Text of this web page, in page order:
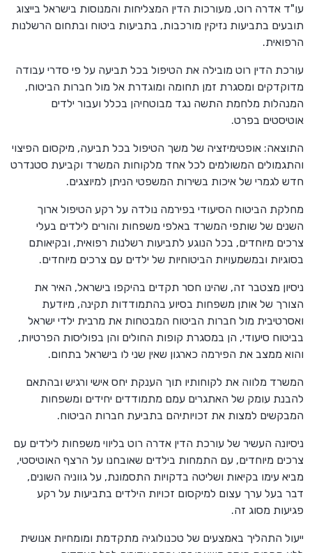
עו"ד אדרה רוט, מעורכות הדין המצליחות והמנוסות בישראל בייצוג
תובעים בתביעות נזיקין מורכבות, בתביעות ביטוח ובתחום הרשלנות
הרפואית.
עורכת הדין רוט מובילה את הטיפול בכל תביעה על פי סדרי עבודה
מדוקדקים ומסגרת זמן תחומה ומוגדרת אל מול חברות הביטוח,
המנהלות מלחמת התשה נגד מבוטחיהן בכלל ועבור ילדים
אוטיסטים בפרט.
התוצאה: אופטימיזציה של משך הטיפול בכל תביעה, מיקסום הפיצוי
והתגמולים המשולמים לכל אחד מלקוחות המשרד וקביעת סטנדרט
חדש לגמרי של איכות בשירות המשפטי הניתן למיוצגים.
מחלקת הביטוח הסיעודי בפירמה נולדה על רקע הטיפול ארוך
השנים של שותפי המשרד באלפי משפחות והורים לילדים בעלי
צרכים מיוחדים, בכל הנוגע לתביעות רשלנות רפואית, ובקיאותם
בסוגיות ובמשמעויות הביטוחיות של ילדים עם צרכים מיוחדים.
ניסיון מצטבר זה, שהינו חסר תקדים בהיקפו בישראל, האיר את
הצורך של אותן משפחות בסיוע בהתמודדות תקינה, מיודעת
ואסרטיבית מול חברות הביטוח המבטחות את מרבית ילדי ישראל
בביטוח סיעודי, הן במסגרת קופות החולים והן בפוליסות הפרטיות,
והוא ממצב את הפירמה כארגון שאין שני לו בישראל בתחום.
המשרד מלווה את לקוחותיו תוך הענקת יחס אישי ורגיש ובהתאם
להבנת עומק של האתגרים עמם מתמודדים יחידים ומשפחות
המבקשים למצות את זכויותיהם בתביעת חברות הביטוח.
ניסיונה העשיר של עורכת הדין אדרה רוט בליווי משפחות לילדים עם
צרכים מיוחדים, עם התמחות בילדים שאובחנו על הרצף האוטיסטי,
מביא עימו בקיאות ושליטה בדקויות התסמונת, על גווניה השונים,
דבר בעל ערך עצום למיקסום זכויות הילדים בתביעות על רקע
פגיעות מסוג זה.
ייעול התהליך באמצעים של טכנולוגיה מתקדמת ומומחיות אנושית